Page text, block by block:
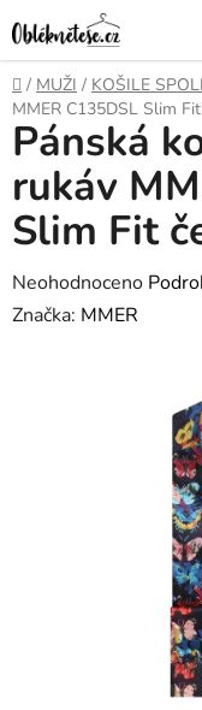
na
obsah
Domů
/ MUŽI / KOŠILE
MMER C135DSL Slim
Pánská
rukáv
Slim Fit
Průměrné
hodnocení
Neohodnoceno
Značka: MMER